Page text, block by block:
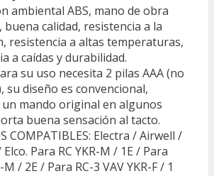
ambiental ABS, mano de obra
buena calidad, resistencia a la
resistencia a altas temperaturas,
a caídas y durabilidad.
su uso necesita 2 pilas AAA (no
su diseño es convencional,
mando original en algunos
buena sensación al tacto.
COMPATIBLES: Electra / Airwell /
Para RC YKR-M / 1E / Para
M / 2E / Para RC-3 VAV YKR-F / 1